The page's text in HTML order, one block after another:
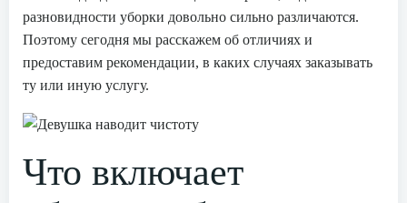
разновидности уборки довольно сильно различаются.
Поэтому сегодня мы расскажем об отличиях и
предоставим рекомендации, в каких случаях заказывать
ту или иную услугу.
Что включает